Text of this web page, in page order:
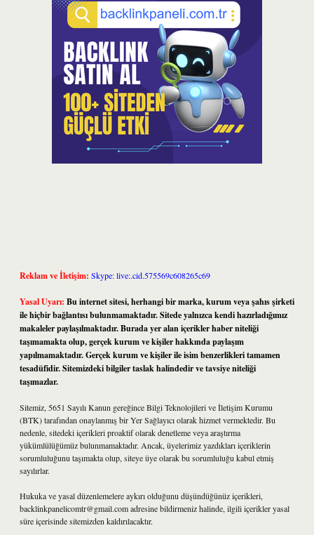
Reklam ve İletişim: Skype: live:.cid.575569c608265c69
Yasal Uyarı: Bu internet sitesi, herhangi bir marka, kurum veya şahıs şirketi
ile hiçbir bağlantısı bulunmamaktadır. Sitede yalnızca kendi hazırladığımız
makaleler paylaşılmaktadır. Burada yer alan içerikler haber niteliği
taşımamakta olup, gerçek kurum ve kişiler hakkında paylaşım
yapılmamaktadır. Gerçek kurum ve kişiler ile isim benzerlikleri tamamen
tesadüfidir. Sitemizdeki bilgiler taslak halindedir ve tavsiye niteliği
taşımazlar.
Sitemiz, 5651 Sayılı Kanun gereğince Bilgi Teknolojileri ve İletişim Kurumu
(BTK) tarafından onaylanmış bir Yer Sağlayıcı olarak hizmet vermektedir. Bu
nedenle, sitedeki içerikleri proaktif olarak denetleme veya araştırma
yükümlülüğümüz bulunmamaktadır. Ancak, üyelerimiz yazdıkları içeriklerin
sorumluluğunu taşımakta olup, siteye üye olarak bu sorumluluğu kabul etmiş
sayılırlar.
Hukuka ve yasal düzenlemelere aykırı olduğunu düşündüğünüz içerikleri,
backlinkpanelicomtr@gmail.comadresine bildirmeniz halinde, ilgili içerikler yasal
süre içerisinde sitemizden kaldırılacaktır.